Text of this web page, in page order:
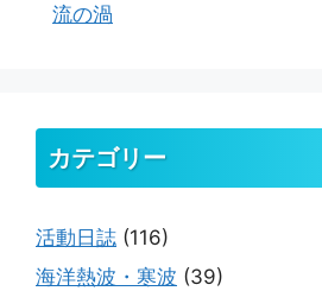
流の渦
カテゴリー
活動日誌 (116)
海洋熱波・寒波 (39)